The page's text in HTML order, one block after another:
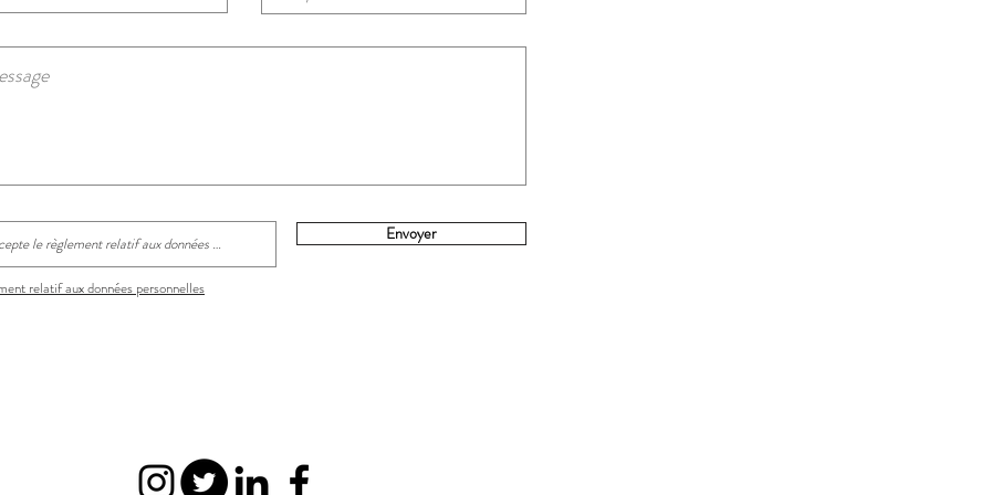
Envoyer
relatif aux données personnelles